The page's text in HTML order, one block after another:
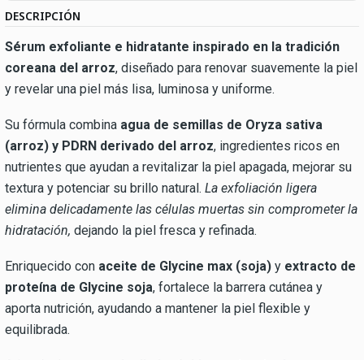
DESCRIPCIÓN
Sérum exfoliante e hidratante inspirado en la tradición
coreana del arroz, diseñado para renovar suavemente la piel
y revelar una piel más lisa, luminosa y uniforme.
Su fórmula combina agua de semillas de Oryza sativa
(arroz) y PDRN derivado del arroz, ingredientes ricos en
nutrientes que ayudan a revitalizar la piel apagada, mejorar su
textura y potenciar su brillo natural. La exfoliación ligera
elimina delicadamente las células muertas sin comprometer la
hidratación, dejando la piel fresca y refinada.
Enriquecido con aceite de Glycine max (soja) y extracto de
proteína de Glycine soja, fortalece la barrera cutánea y
aporta nutrición, ayudando a mantener la piel flexible y
equilibrada.